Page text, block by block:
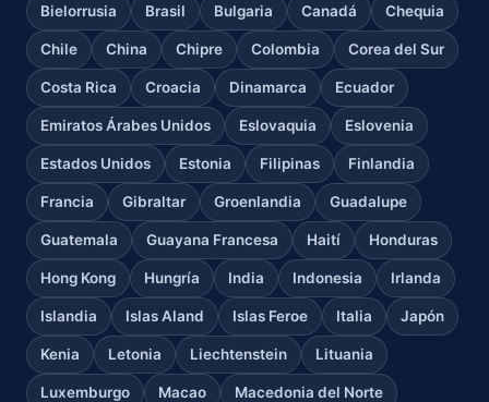
Bielorrusia Brasil Bulgaria Canadá Chequia
Chile China Chipre Colombia Corea del Sur
Costa Rica Croacia Dinamarca Ecuador
Emiratos Árabes Unidos Eslovaquia Eslovenia
Estados Unidos Estonia Filipinas Finlandia
Francia Gibraltar Groenlandia Guadalupe
Guatemala Guayana Francesa Haití Honduras
Hong Kong Hungría India Indonesia Irlanda
Islandia Islas Aland Islas Feroe Italia Japón
Kenia Letonia Liechtenstein Lituania
Luxemburgo Macao Macedonia del Norte